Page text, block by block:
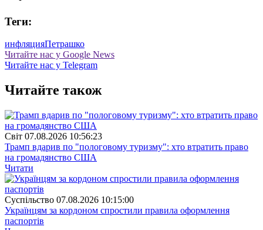
Теги:
инфляцияПетрашко
Читайте нас у Google News
Читайте нас у Telegram
Читайте також
Свiт 07.08.2026 10:56:23
Трамп вдарив по "пологовому туризму": хто втратить право
на громадянство США
Читати
Суспiльство 07.08.2026 10:15:00
Українцям за кордоном спростили правила оформлення
паспортів